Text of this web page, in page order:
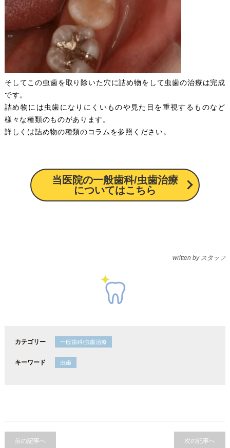
そしてこの虫歯を取り除いた穴に詰め物をして虫歯の治療は完成
です。
詰め物には虫歯になりにくいものや見た目を重視するものなど
様々な種類のものがあります。
詳しくは詰め物の種類のコラムを参照ください。
当医院の一般歯科/虫歯治療
についてはこちら
written by スタッフ
カテゴリー 一般歯科/虫歯治療
キーワード 虫歯
前の記事へ 次の記事へ